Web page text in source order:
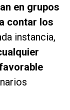
en grupos
contar los
instancia,